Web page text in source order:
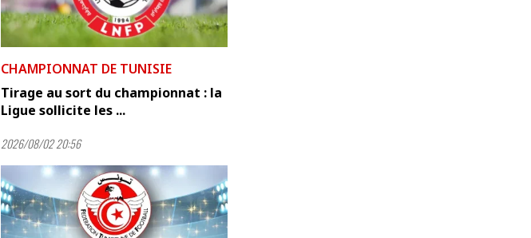
CHAMPIONNAT DE TUNISIE
Tirage au sort du championnat : la
Ligue sollicite les ...
2026/08/02 20:56